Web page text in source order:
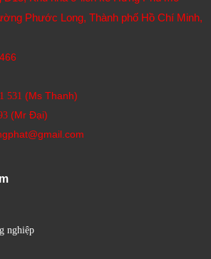
Phước Long, Thành phố Hồ Chí Minh,
531 (Ms Thanh)
(Mr Đại)
nghiệp